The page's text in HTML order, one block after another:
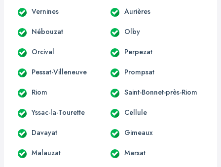
Vernines Aurières
Nébouzat Olby
Orcival Perpezat
Pessat-Villeneuve Prompsat
Riom Saint-Bonnet-près-Riom
Yssac-la-Tourette Cellule
Davayat Gimeaux
Malauzat Marsat